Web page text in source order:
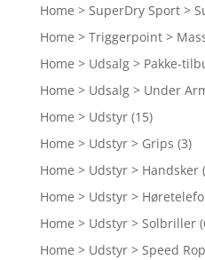
Home > SuperDry Sport >
Home > Triggerpoint >
Home > Udsalg > Pakke-
Home > Udsalg > Under
Home > Udstyr (15)
Home > Udstyr > Grips (3)
Home > Udstyr > Handsker
Home > Udstyr >
Home > Udstyr > Solbriller
Home > Udstyr > Speed